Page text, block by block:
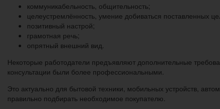
коммуникабельность, общительность;
целеустремлённость, умение добиваться поставленных
позитивный настрой;
грамотная речь;
опрятный внешний вид.
Некоторые работодатели предъявляют дополнительные
консультации были более профессиональными.
Это актуально для бытовой техники, мобильных устройств,
правильно подбирать необходимое покупателю.